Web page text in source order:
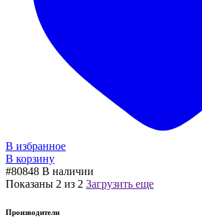
В избранное
В корзину
#80848 В наличии
Показаны 2 из 2 Загрузить еще
Производители